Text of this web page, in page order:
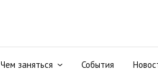
Чем заняться События